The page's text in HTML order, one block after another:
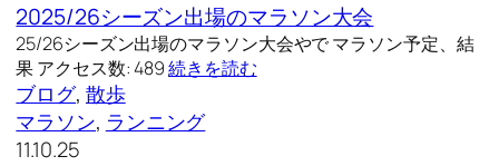
2025/26シーズン出場のマラソン大会
25/26シーズン出場のマラソン大会やで マラソン予定、結
果 アクセス数: 489続きを読む
ブログ, 散歩
マラソン, ランニング
11.10.25